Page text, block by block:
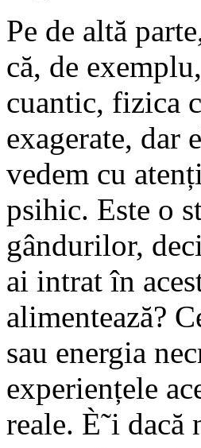
Pe de altă
că, de
cuantic, fizica
exagerate, dar
vedem cu
psihic. Este o
gândurilor,
ai intrat în
alimentează?
sau energia
experiențele
reale. È˜i